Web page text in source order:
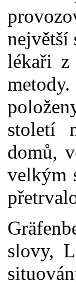
největší
lékaři z
století
domů,
velkým
slovy,